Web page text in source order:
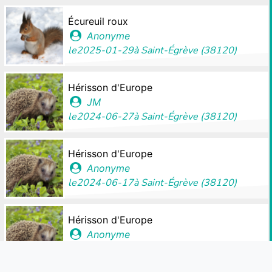
Écureuil roux
Anonyme
le2025-01-29àSaint-Égrève (38120)
Hérisson d'Europe
JM
le2024-06-27àSaint-Égrève (38120)
Hérisson d'Europe
Anonyme
le2024-06-17àSaint-Égrève (38120)
Hérisson d'Europe
Anonyme